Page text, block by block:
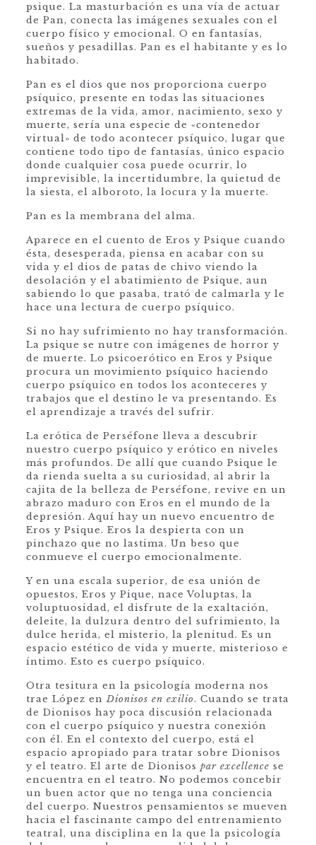
psique. La masturbación es una vía de actuar
de Pan, conecta las imágenes sexuales con el
cuerpo físico y emocional. O en fantasías,
sueños y pesadillas. Pan es el habitante y es lo
habitado.
Pan es el dios que nos proporciona cuerpo
psíquico, presente en todas las situaciones
extremas de la vida, amor, nacimiento, sexo y
muerte, sería una especie de «contenedor
virtual» de todo acontecer psíquico, lugar que
contiene todo tipo de fantasías, único espacio
donde cualquier cosa puede ocurrir, lo
imprevisible, la incertidumbre, la quietud de
la siesta, el alboroto, la locura y la muerte.
Pan es la membrana del alma.
Aparece en el cuento de Eros y Psique cuando
ésta, desesperada, piensa en acabar con su
vida y el dios de patas de chivo viendo la
desolación y el abatimiento de Psique, aun
sabiendo lo que pasaba, trató de calmarla y le
hace una lectura de cuerpo psíquico.
Si no hay sufrimiento no hay transformación.
La psique se nutre con imágenes de horror y
de muerte. Lo psicoerótico en Eros y Psique
procura un movimiento psíquico haciendo
cuerpo psíquico en todos los aconteceres y
trabajos que el destino le va presentando. Es
el aprendizaje a través del sufrir.
La erótica de Perséfone lleva a descubrir
nuestro cuerpo psíquico y erótico en niveles
más profundos. De allí que cuando Psique le
da rienda suelta a su curiosidad, al abrir la
cajita de la belleza de Perséfone, revive en un
abrazo maduro con Eros en el mundo de la
depresión. Aquí hay un nuevo encuentro de
Eros y Psique. Eros la despierta con un
pinchazo que no lastima. Un beso que
conmueve el cuerpo emocionalmente.
Y en una escala superior, de esa unión de
opuestos, Eros y Pique, nace Voluptas, la
voluptuosidad, el disfrute de la exaltación,
deleite, la dulzura dentro del sufrimiento, la
dulce herida, el misterio, la plenitud. Es un
espacio estético de vida y muerte, misterioso e
íntimo. Esto es cuerpo psíquico.
Otra tesitura en la psicología moderna nos
trae López enDionisos en exilio. Cuando se trata
de Dionisos hay poca discusión relacionada
con el cuerpo psíquico y nuestra conexión
con él. En el contexto del cuerpo, está el
espacio apropiado para tratar sobre Dionisos
y el teatro. El arte de Dionisos par excellence se
encuentra en el teatro. No podemos concebir
un buen actor que no tenga una conciencia
del cuerpo. Nuestros pensamientos se mueven
hacia el fascinante campo del entrenamiento
teatral, una disciplina en la que la psicología